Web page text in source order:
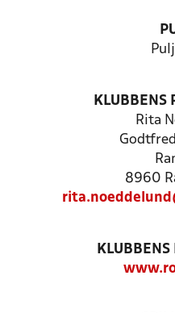
KLUBBENS
Rita
8960